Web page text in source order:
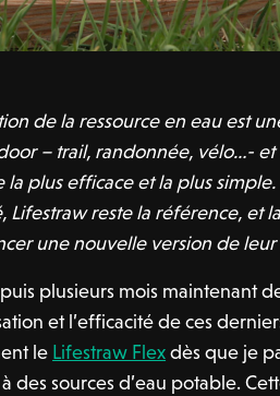
de la ressource en eau est
– trail, randonnée, vélo…- et
la plus efficace et la plus
Lifestraw reste la référence, et
une nouvelle version de
plusieurs mois maintenant
et l’efficacité de ces
le Lifestraw Flexdès que je
à des sources d’eau potable.